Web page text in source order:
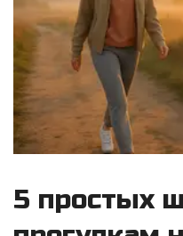
5 простых